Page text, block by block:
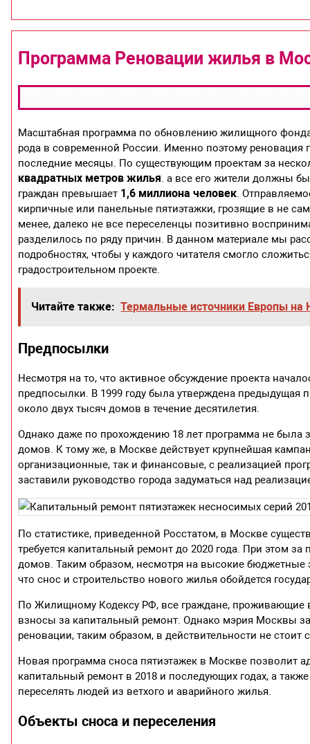
Программа Реновации жилья в
Масштабная программа по обновлению жилищного
рода в современной России. Именно поэтому реновация
последние месяцы. По существующим проектам за
квадратных метров жилья. а все его жители должны
граждан превышает 1,6 миллиона человек.
кирпичные или панельные пятиэтажки, грозящие в не
менее, далеко не все переселенцы позитивно
разделилось по ряду причин. В данном материале мы
подробностях, чтобы у каждого читателя смогло
градостроительном проекте.
Читайте также: Термальные источники Европы на
Предпосылки
Несмотря на то, что активное обсуждение проекта
предпосылки. В 1999 году была утверждена предыдущая
около двух тысяч домов в течение десятилетия.
Однако даже по прохождению 18 лет программа не была
домов. К тому же, в Москве действует крупнейшая
организационные, так и финансовые, с реализацией
заставили руководство города задуматься над
По статистике, приведенной Росстатом, в Москве
требуется капитальный ремонт до 2020 года. При этом
домов. Таким образом, несмотря на высокие бюджетные
что снос и строительство нового жилья обойдется
По Жилищному Кодексу РФ, все граждане, проживающие
взносы за капитальный ремонт. Однако мэрия Москвы
реновации, таким образом, в действительности не стоит
Новая программа сноса пятиэтажек в Москве позволит
капитальный ремонт в 2018 и последующих годах, а
переселять людей из ветхого и аварийного жилья.
Объекты сноса и переселения